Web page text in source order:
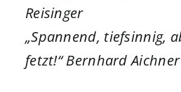
Reisinger
„Spannend, tiefsinnig,
fetzt!“ Bernhard Aichner